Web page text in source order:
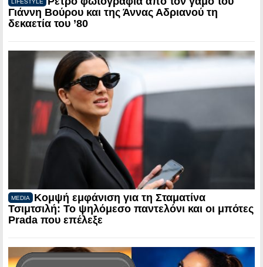
LIFESTYLE
Γιάννη Βούρου και της Άννας Αδριανού τη
δεκαετία του ’80
MEDIA
Κομψή εμφάνιση για τη Σταματίνα
Τσιμτσιλή: Το ψηλόμεσο παντελόνι και οι μπότες
Prada που επέλεξε